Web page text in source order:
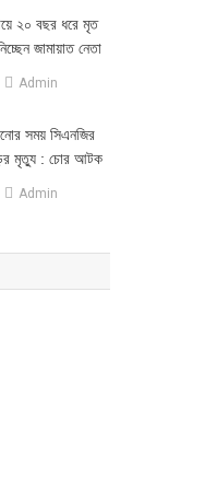
২০ বছর ধরে মৃত
জামায়াত নেতা
Admin
সময় সিএনজির
মৃত্যু : চোর আটক
Admin